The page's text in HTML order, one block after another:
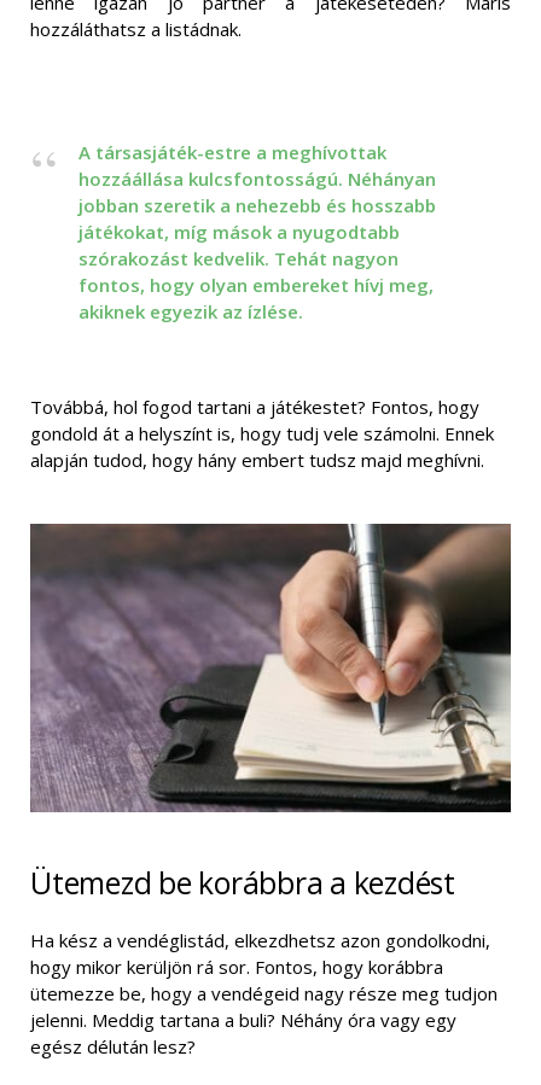
hozzáláthatsz a listádnak.
A társasjáték-estre a meghívottak
hozzáállása kulcsfontosságú. Néhányan
jobban szeretik a nehezebb és hosszabb
játékokat, míg mások a nyugodtabb
szórakozást kedvelik. Tehát nagyon
fontos, hogy olyan embereket hívj meg,
akiknek egyezik az ízlése.
Továbbá, hol fogod tartani a játékestet? Fontos, hogy
gondold át a helyszínt is, hogy tudj vele számolni. Ennek
alapján tudod, hogy hány embert tudsz majd meghívni.
Ütemezd be korábbra a kezdést
Ha kész a vendéglistád, elkezdhetsz azon gondolkodni,
hogy mikor kerüljön rá sor. Fontos, hogy korábbra
ütemezze be, hogy a vendégeid nagy része meg tudjon
jelenni. Meddig tartana a buli? Néhány óra vagy egy
egész délután lesz?